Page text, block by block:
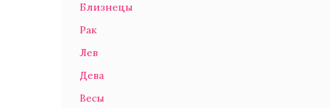
Близнецы
Рак
Лев
Дева
Весы